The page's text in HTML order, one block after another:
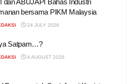
dan ABUJAPI Bahas Industri
bersama PIKM Malaysia
24 JULY 2026
Satpam…?
4 AUGUST 2026